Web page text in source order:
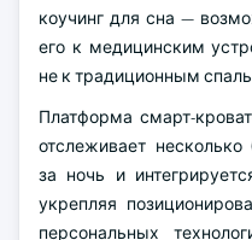
коучинг для сна —
его к медицинским
не к традиционным
Платформа смарт-
отслеживает несколько
за ночь и
укрепляя
персональных